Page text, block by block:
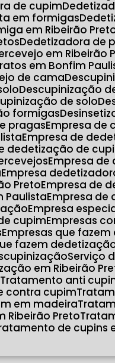
de cupim
em formigas
em Ribeirão
Dedetizadora de
em Ribeirão
em Bonfim
de cama
Descupinização
de solo
formigas
pragas Empresa
Empresa de
dedetização de
Empresa
Empresa
Preto Empresa de
Paulista Empresa
Empresa
cupim Empresas
Empresas que
fazem
Serviço
em Ribeirão
Tratamento anti
contra cupim
em madeira
Ribeirão Preto
de cupins